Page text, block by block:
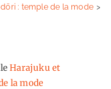
: temple de la mode >
Harajuku et
la mode